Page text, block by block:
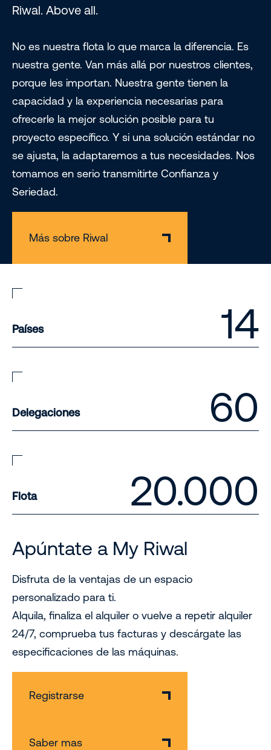
Riwal. Above all.
No es nuestra flota lo que marca la diferencia. Es
nuestra gente. Van más allá por nuestros clientes,
porque les importan. Nuestra gente tienen la
capacidad y la experiencia necesarias para
ofrecerle la mejor solución posible para tu
proyecto específico. Y si una solución estándar no
se ajusta, la adaptaremos a tus necesidades. Nos
tomamos en serio transmitirte Confianza y
Seriedad.
Más sobre Riwal
Países 14
Delegaciones 60
Flota 20.000
Apúntate a My Riwal
Disfruta de la ventajas de un espacio
personalizado para ti.
Alquila, finaliza el alquiler o vuelve a repetir alquiler
24/7, comprueba tus facturas y descárgate las
especificaciones de las máquinas.
Registrarse
Saber mas